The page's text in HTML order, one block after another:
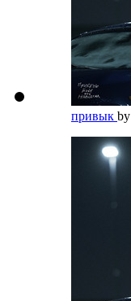
привык by